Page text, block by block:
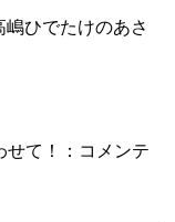
ひでたけのあさ
せて！：コメンテ